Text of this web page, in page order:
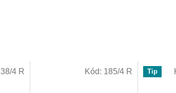
38/4 R Kód: 185/4 R Tip